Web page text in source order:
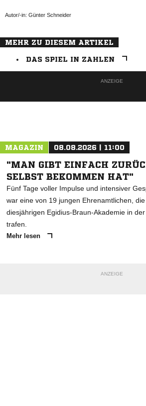
Autor/-in: Günter Schneider
MEHR ZU DIESEM ARTIKEL
DAS SPIEL IN ZAHLEN
ANZEIGE
MAGAZIN 08.08.2026 | 11:00
"MAN GIBT EINFACH
SELBST BEKOMMEN HAT"
Fünf Tage voller Impulse und intensiver
war eine von 19 jungen Ehrenamtlichen,
diesjährigen Egidius-Braun-Akademie in
trafen.
Mehr lesen
ANZEIGE